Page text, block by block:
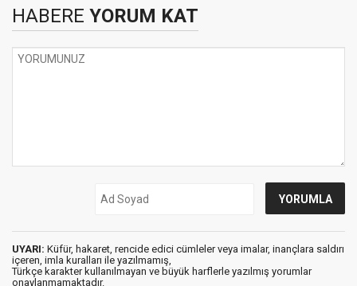
HABERE YORUM KAT
UYARI: Küfür, hakaret, rencide edici cümleler veya imalar, inançlara saldırı
içeren, imla kuralları ile yazılmamış,
Türkçe karakter kullanılmayan ve büyük harflerle yazılmış yorumlar
onaylanmamaktadır.